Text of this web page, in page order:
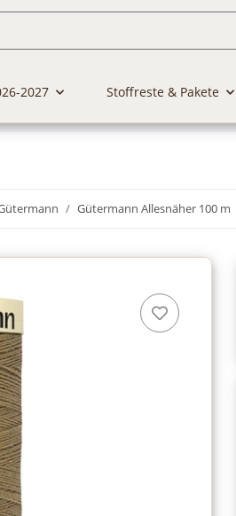
2027 Stoffreste & Pakete
Gütermann Allesnäher 100 m